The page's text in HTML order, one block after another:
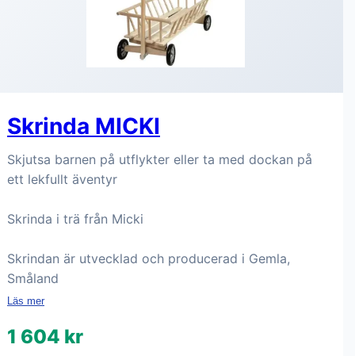
Skrinda MICKI
Skjutsa barnen på utflykter eller ta med dockan på
ett lekfullt äventyr
Skrinda i trä från Micki
Skrindan är utvecklad och producerad i Gemla,
Småland
Läs mer
1 604 kr